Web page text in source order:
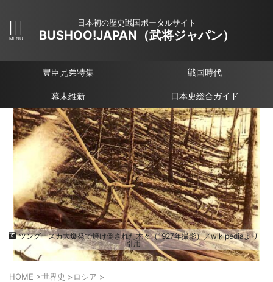
日本初の歴史戦国ポータルサイト
BUSHOO!JAPAN（武将ジャパン）
豊臣兄弟特集 戦国時代
幕末維新 日本史総合ガイド
ツングースカ大爆発で焼け倒された木々（1927年撮影）／wikipediaより
引用
HOME >世界史 > ロシア >